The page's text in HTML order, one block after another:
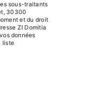
sous-traitants
30300
et du droit
ZI Domitia
données
liste